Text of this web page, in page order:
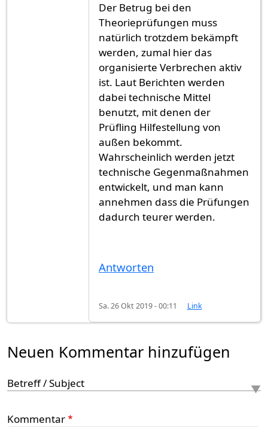
Der Betrug bei den
Theorieprüfungen muss
natürlich trotzdem bekämpft
werden, zumal hier das
organisierte Verbrechen aktiv
ist. Laut Berichten werden
dabei technische Mittel
benutzt, mit denen der
Prüfling Hilfestellung von
außen bekommt.
Wahrscheinlich werden jetzt
technische Gegenmaßnahmen
entwickelt, und man kann
annehmen dass die Prüfungen
dadurch teurer werden.
Antworten
Sa. 26 Okt 2019 - 00:11 Link
Neuen Kommentar hinzufügen
Betreff / Subject
Kommentar